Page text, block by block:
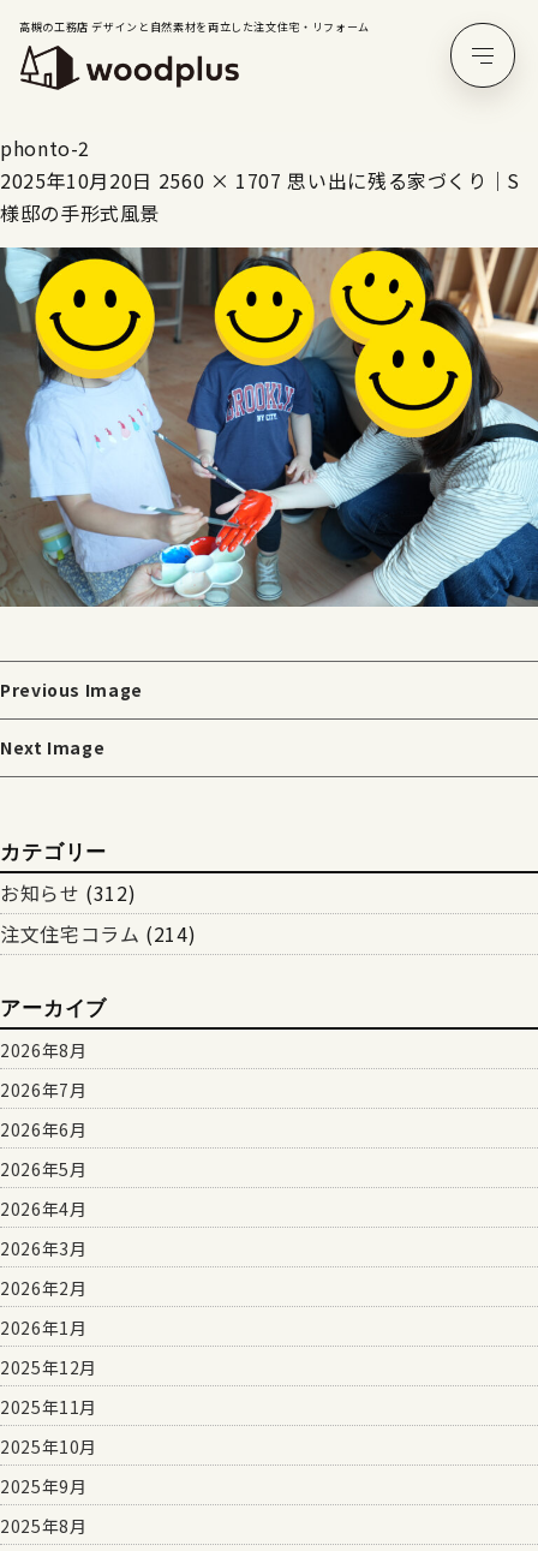
高槻の工務店 デザインと自然素材を両立した注文住宅・リフォーム
phonto-2
2025年10月20日 2560 × 1707 思い出に残る家づくり｜S
様邸の手形式風景
Previous Image
Next Image
カテゴリー
お知らせ (312)
注文住宅コラム (214)
アーカイブ
2026年8月
2026年7月
2026年6月
2026年5月
2026年4月
2026年3月
2026年2月
2026年1月
2025年12月
2025年11月
2025年10月
2025年9月
2025年8月